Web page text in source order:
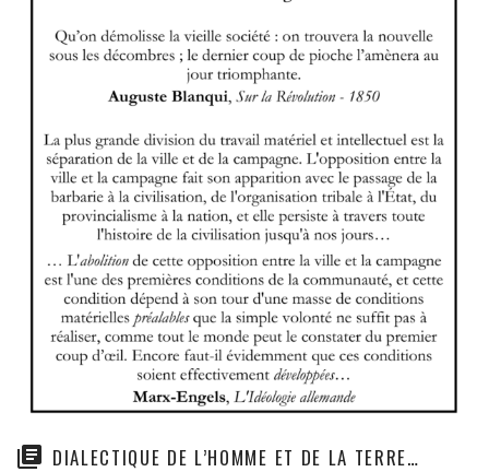
DIALECTIQUE DE L’HOMME ET DE LA TERRE…